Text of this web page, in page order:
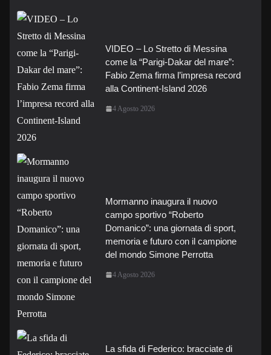
VIDEO – Lo Stretto di Messina
come la “Parigi-Dakar del mare”:
Fabio Zema firma l’impresa record
alla Continent-Island 2026
4 Agosto 2026
Mormanno inaugura il nuovo
campo sportivo “Roberto
Domanico”: una giornata di sport,
memoria e futuro con il campione
del mondo Simone Perrotta
4 Agosto 2026
La sfida di Federico: bracciate di